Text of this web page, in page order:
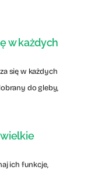
w każdych
się w każdych
do gleby,
ich funkcje,